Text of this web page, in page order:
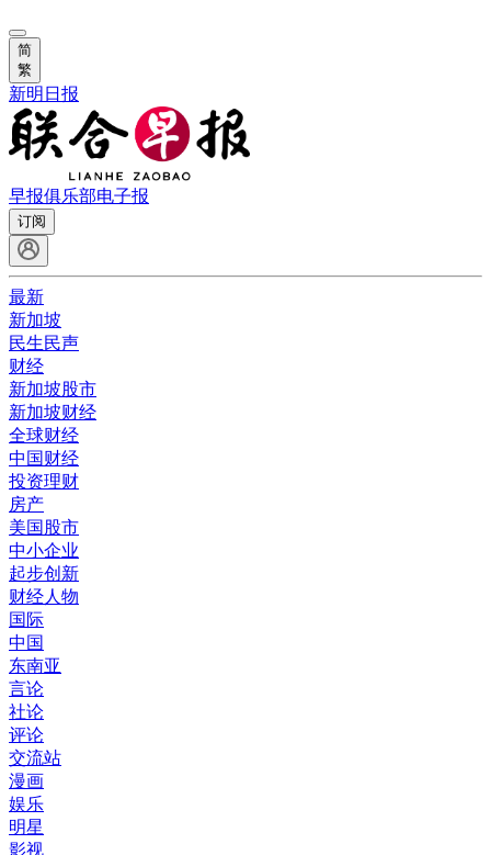
简
繁
新明日报
早报俱乐部电子报
订阅
最新
新加坡
民生民声
财经
新加坡股市
新加坡财经
全球财经
中国财经
投资理财
房产
美国股市
中小企业
起步创新
财经人物
国际
中国
东南亚
言论
社论
评论
交流站
漫画
娱乐
明星
影视